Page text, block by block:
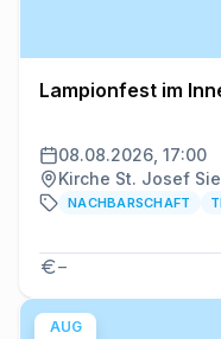
Lampionfest im
08.08.2026, 17:00
Kirche St. Josef
NACHBARSCHAFT
–
AUG